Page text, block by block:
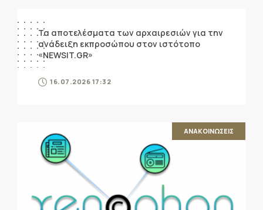
Τα αποτελέσματα των αρχαιρεσιών για την
ανάδειξη εκπροσώπου στον ιστότοπο
«NEWSIT.GR»
16.07.2026 17:32
ΑΝΑΚΟΙΝΩΣΕΙΣ